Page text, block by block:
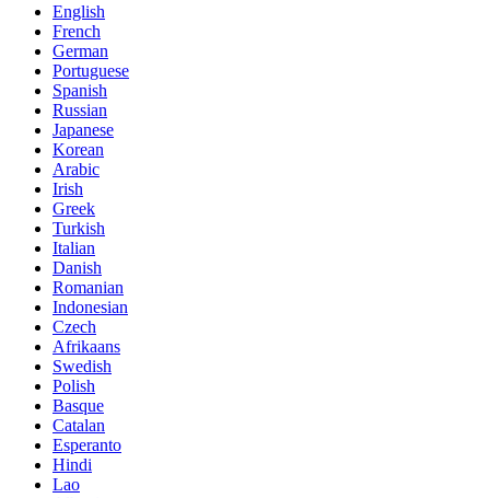
English
French
German
Portuguese
Spanish
Russian
Japanese
Korean
Arabic
Irish
Greek
Turkish
Italian
Danish
Romanian
Indonesian
Czech
Afrikaans
Swedish
Polish
Basque
Catalan
Esperanto
Hindi
Lao